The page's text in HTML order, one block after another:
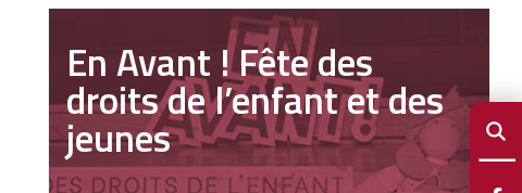
En Avant ! Fête des
droits de l’enfant et des
jeunes